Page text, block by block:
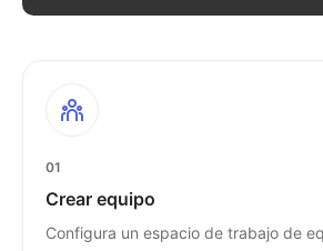
01
Crear equipo
Configura un espacio de trabajo de